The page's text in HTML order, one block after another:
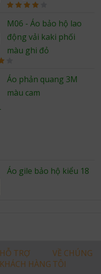
4.00out
of 5
M06 - Áo bảo hộ lao
động vải kaki phối
màu ghi đỏ
Áo phản quang 3M
màu cam
Áo gile bảo hộ kiểu 18
HỖ TRỢ
KHÁCH HÀNG
VỀ CHÚNG
TÔI